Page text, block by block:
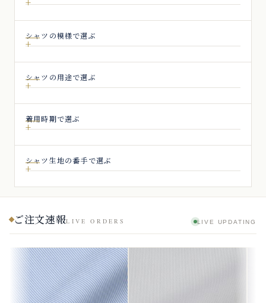
シャツの模様で選ぶ
シャツの用途で選ぶ
着用時期で選ぶ
シャツ生地の番手で選ぶ
ご注文速報LIVE ORDERS LIVE UPDATING